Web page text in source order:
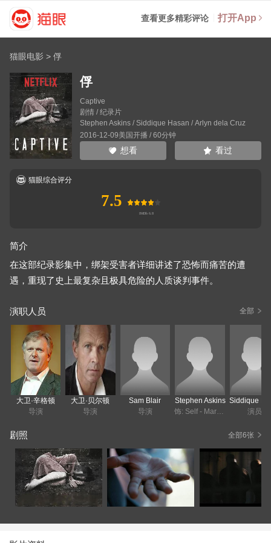
查看更多精彩评论 打开App
猫眼电影 >俘
俘
Captive
剧情 / 纪录片
Stephen Askins/ Siddique Hasan / Arlyn dela Cruz
2016-12-09美国开播 / 60分钟
想看 看过
猫眼综合评分
7.5
简介
在这部纪录影集中，绑架受害者详细讲述了恐怖而痛苦的遭
遇，重现了史上最复杂且极具危险的人质谈判事件。
演职人员 全部
大卫·辛格顿
导演
大卫·贝尔顿
导演
Sam Blair
导演
Stephen Askins
演员
剧照 全部6张